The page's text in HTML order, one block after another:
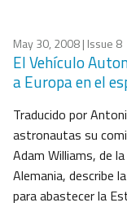
May 30, 2008| Issue 8
El Vehículo
a Europa en el
Traducido por
astronautas su
Adam Williams, de
Alemania, describe
para abastecer la